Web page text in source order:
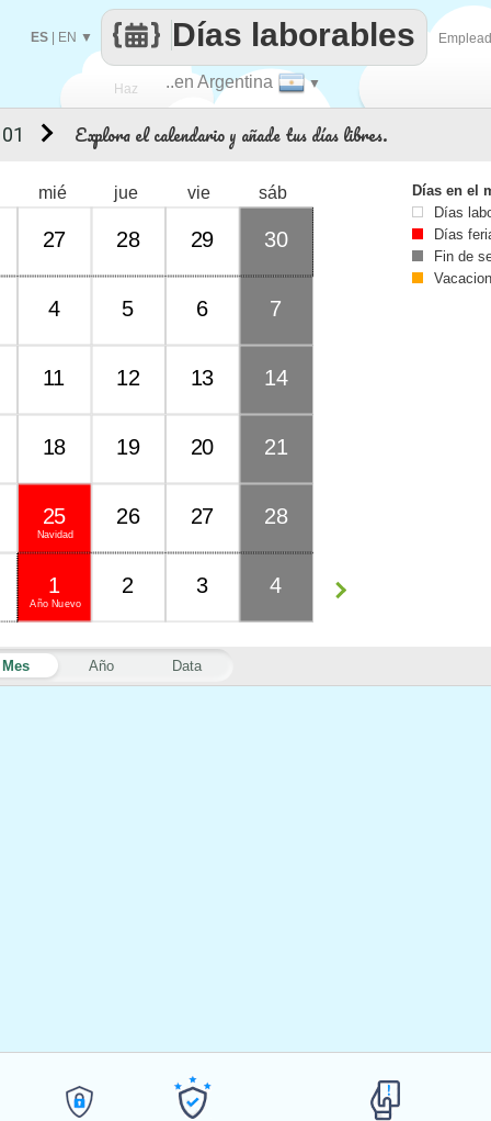
Haz ..en Argentina ▼
Días laborables
ES EN ▼
Explora el calendario y añade tus días libres.
Mes Año Data
mié jue vie sáb
27 28 29 30
4 5 6 7
11 12 13 14
18 19 20 21
Navidad
25 26 27 28
Año Nuevo
1 2 3 4
Días en el
Días
Días
Fin de